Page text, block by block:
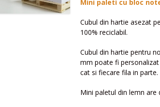
Mini paleti cu bloc
Cubul din hartie asezat
100% reciclabil.
Cubul din hartie pentru
mm poate fi
cat si fiecare fila in parte.
Mini paletul din lemn are